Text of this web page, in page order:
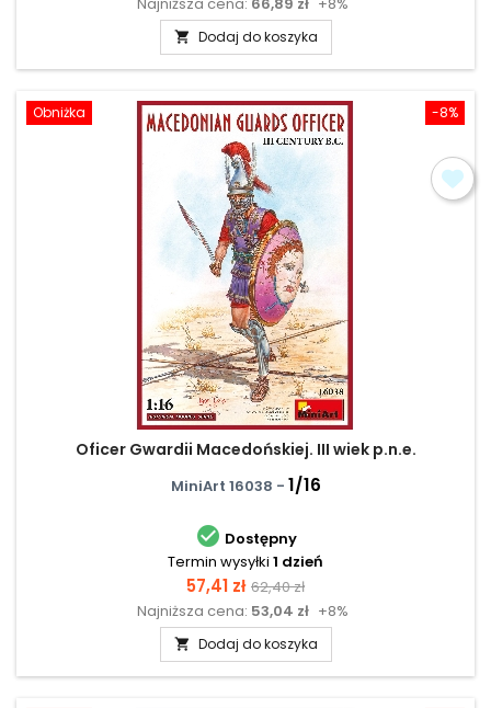
podstawowa
 Dodaj do koszyka
-8%
Obniżka
Oficer Gwardii Macedońskiej. III wiek p.n.e.
MiniArt 16038 - 1/16
 Dostępny
Termin wysyłki 1 dzień
Cena
57,41 zł Cena
podstawowa
62,40 zł
Najniższa cena: 53,04 zł +8%
 Dodaj do koszyka